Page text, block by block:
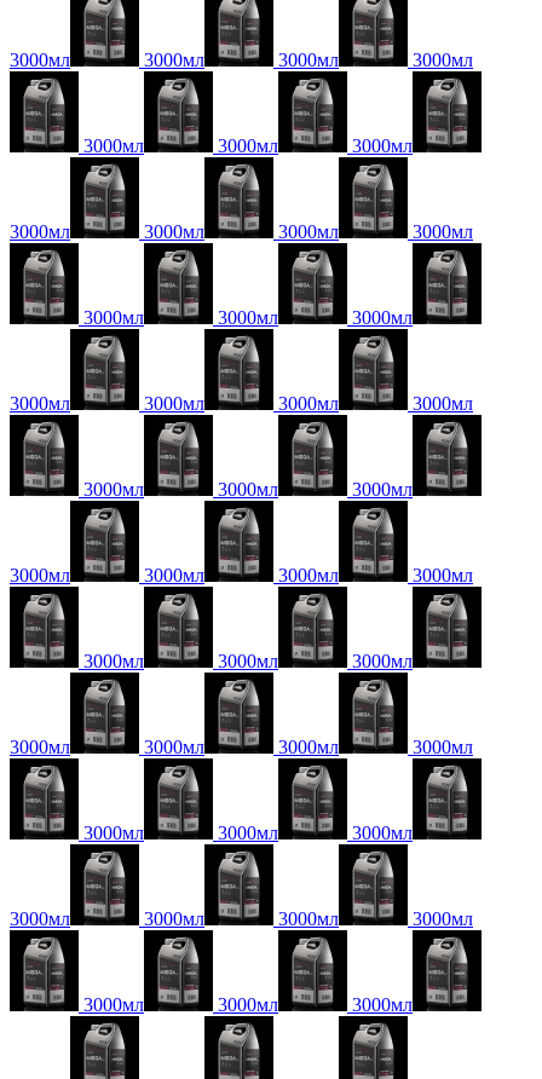
3000мл 3000мл 3000мл 3000мл
3000мл 3000мл 3000мл
3000мл 3000мл 3000мл 3000мл
3000мл 3000мл 3000мл
3000мл 3000мл 3000мл 3000мл
3000мл 3000мл 3000мл
3000мл 3000мл 3000мл 3000мл
3000мл 3000мл 3000мл
3000мл 3000мл 3000мл 3000мл
3000мл 3000мл 3000мл
3000мл 3000мл 3000мл 3000мл
3000мл 3000мл 3000мл